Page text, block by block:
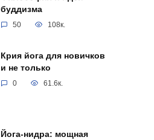
буддизма
50 108к.
Крия йога для новичков
и не только
0 61.6к.
Йога-нидра: мощная